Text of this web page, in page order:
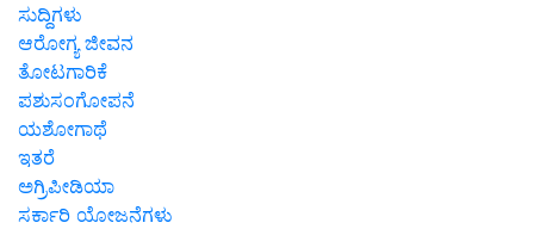
ಸುದ್ದಿಗಳು
ಆರೋಗ್ಯ ಜೀವನ
ತೋಟಗಾರಿಕೆ
ಪಶುಸಂಗೋಪನೆ
ಯಶೋಗಾಥೆ
ಇತರೆ
ಅಗ್ರಿಪೀಡಿಯಾ
ಸರ್ಕಾರಿ ಯೋಜನೆಗಳು